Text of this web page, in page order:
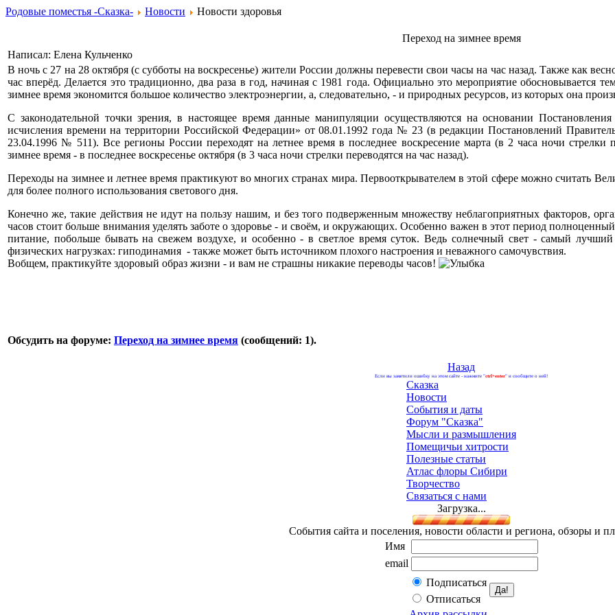
Родовые поместья -Сказка- Новости Новости здоровья
Переход на зимнее время
Написал: Елена Кульченко
В ночь с 27 на 28 октября (с субботы на воскресенье) жители России должны перевести свои часы на час назад. Также как
час вперёд. Делается это традиционно, два раза в год, начиная с 1981 года. Официально это мероприятие обосновывается
зимнее время экономится большое количество электроэнергии, а, следовательно, - и природных ресурсов, из которых она
С законодательной точки зрения, в настоящее время данные манипуляции осуществляются на основании
исчисления времени на территории Российской Федерации» от 08.01.1992 года № 23 (в редакции Постановлений
23.04.1996 № 511). Все регионы России переходят на летнее время в последнее воскресение марта (в 2 часа ночи стрелки
зимнее время - в последнее воскресенье октября (в 3 часа ночи стрелки переводятся на час назад).
Переходы на зимнее и летнее время практикуют во многих странах мира. Первооткрывателем в этой сфере можно считать
для более полного использования светового дня.
Конечно же, такие действия не идут на пользу нашим, и без того подверженным множеству неблагоприятных факторов,
часов стоит больше внимания уделять заботе о здоровье - и своём, и окружающих. Особенно важен в этот период
питание, побольше бывать на свежем воздухе, и особенно - в светлое время суток. Ведь солнечный свет - самый
физических нагрузках: гиподинамия - также может быть источником плохого настроения и неважного самочувствия.
Вобщем, практикуйте здоровый образ жизни - и вам не страшны никакие переводы часов!
Обсудить на форуме: Переход на зимнее время (сообщений: 1).
Назад
Если вы заметили ошибку на этом сайте - нажмите "ctrl+enter" и сообщите о ней!
Сказка
Новости
События и даты
Форум "Сказка"
Мысли и размышления
Помещичьи хитрости
Полезные статьи
Атлас флоры Сибири
Творчество
Связаться с нами
Загрузка...
События сайта и поселения, новости области и региона, обзоры и
Имя
email
Подписаться
Отписаться